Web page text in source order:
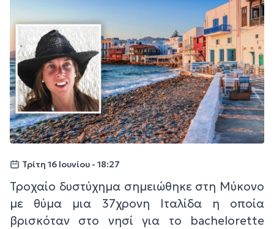
Τρίτη 16 Ιουνίου - 18:27
Τροχαίο δυστύχημα σημειώθηκε στη Μύκονο
με θύμα μια 37χρονη Ιταλίδα η οποία
βρισκόταν στο νησί για το bachelorette